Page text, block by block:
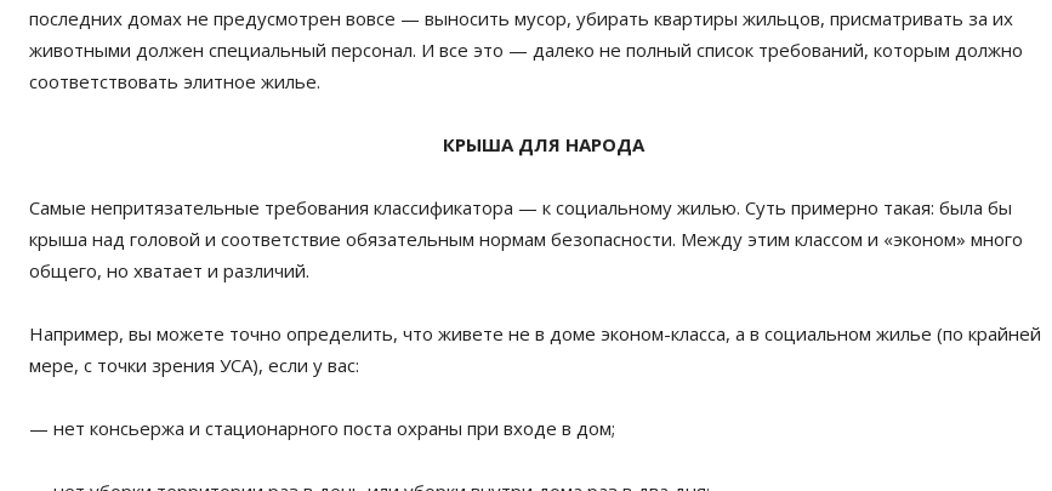
последних домах не предусмотрен вовсе — выносить мусор, убирать квартиры жильцов, присматривать за их
животными должен специальный персонал. И все это — далеко не полный список требований, которым должно
соответствовать элитное жилье.
КРЫША ДЛЯ НАРОДА
Самые непритязательные требования классификатора — к социальному жилью. Суть примерно такая: была бы
крыша над головой и соответствие обязательным нормам безопасности. Между этим классом и «эконом» много
общего, но хватает и различий.
Например, вы можете точно определить, что живете не в доме эконом-класса, а в социальном жилье (по крайней
мере, с точки зрения УСА), если у вас:
— нет консьержа и стационарного поста охраны при входе в дом;